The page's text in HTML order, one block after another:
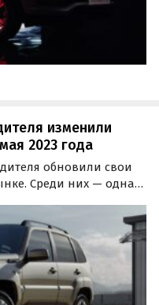
изменили
2023 года
обновили свои
Среди них — одна
проведенного